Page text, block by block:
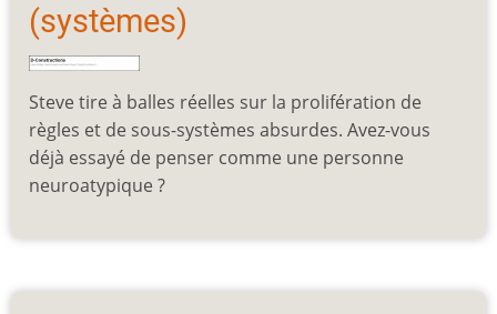
(systèmes)
Steve tire à balles réelles sur la prolifération de
règles et de sous-systèmes absurdes. Avez-vous
déjà essayé de penser comme une personne
neuroatypique ?